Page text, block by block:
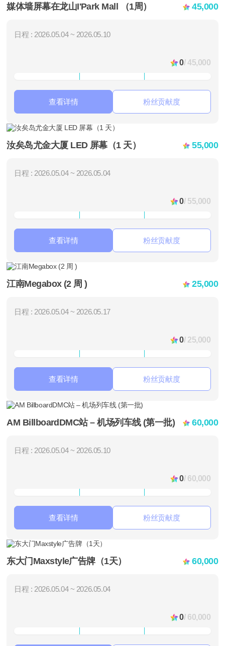
媒体墙屏幕在龙山I'Park Mall （1周） 45,000
日程 : 2026.05.04 ~ 2026.05.10
0/ 45,000
查看详情 粉丝贡献度
汝矣岛尤金大厦 LED 屏幕（1 天） 55,000
日程 : 2026.05.04 ~ 2026.05.04
0/ 55,000
查看详情 粉丝贡献度
江南Megabox (2 周 ) 25,000
日程 : 2026.05.04 ~ 2026.05.17
0/ 25,000
查看详情 粉丝贡献度
AM BillboardDMC站 – 机场列车线 (第一批) 60,000
日程 : 2026.05.04 ~ 2026.05.10
0/ 60,000
查看详情 粉丝贡献度
东大门Maxstyle广告牌（1天） 60,000
日程 : 2026.05.04 ~ 2026.05.04
0/ 60,000